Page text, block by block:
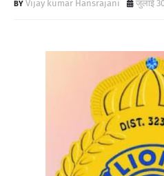
Vijay kumar Hansrajani जुलाई